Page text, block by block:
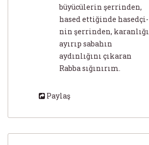
büyücülerin şerrinden,
hased ettiğinde hasedçi-
nin şerrinden, karanlığı
ayırıp sabahın
aydınlığını çıkaran
Rabba sığınırım.
Paylaş